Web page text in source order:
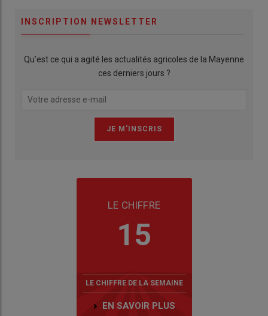
INSCRIPTION NEWSLETTER
Qu’est ce qui a agité les actualités agricoles de la Mayenne
ces derniers jours ?
LE CHIFFRE
15
LE CHIFFRE DE LA SEMAINE
EN SAVOIR PLUS